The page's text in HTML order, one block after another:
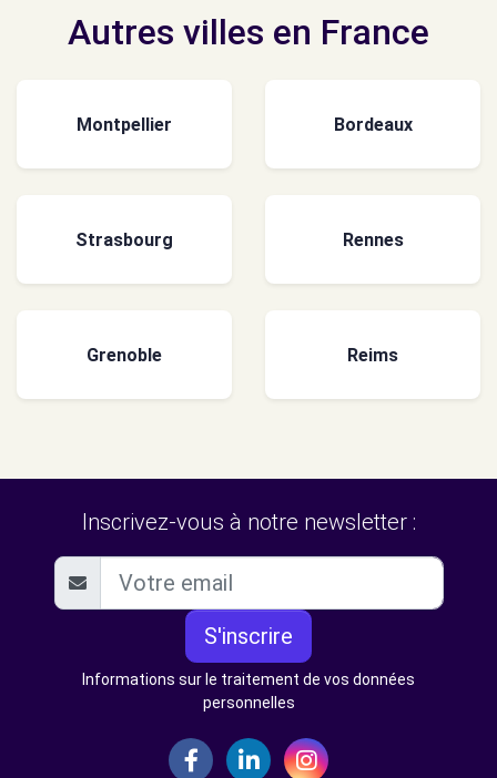
Autres villes en France
Montpellier Bordeaux
Strasbourg Rennes
Grenoble Reims
Inscrivez-vous à notre newsletter :
S'inscrire
Informations sur le traitement de vos données
personnelles